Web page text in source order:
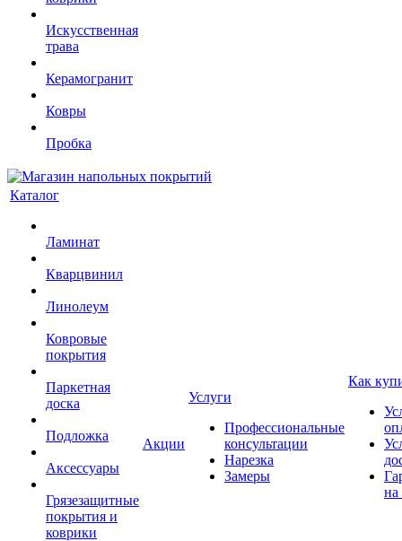
Искусственная
трава
Керамогранит
Ковры
Пробка
Каталог
Ламинат
Кварцвинил
Линолеум
Ковровые
покрытия
Паркетная
доска
Подложка
Аксессуары
Грязезащитные
покрытия и
коврики
Акции
Услуги
Профессиональные
консультации
Нарезка
Замеры
Как
на